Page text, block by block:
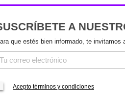
A
que estés bien informado, te
Acepto términos y condiciones